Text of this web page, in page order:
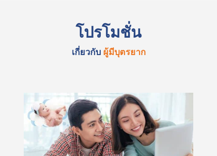
โปรโมชั่น
เกี่ยวกับ ผู้มีบุตรยาก